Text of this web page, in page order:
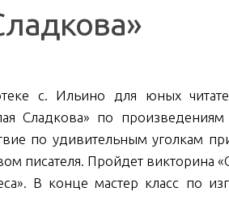
с. Ильино для юных
Сладкова» по
по удивительным уголкам
писателя. Пройдет викторина
В конце мастер класс по